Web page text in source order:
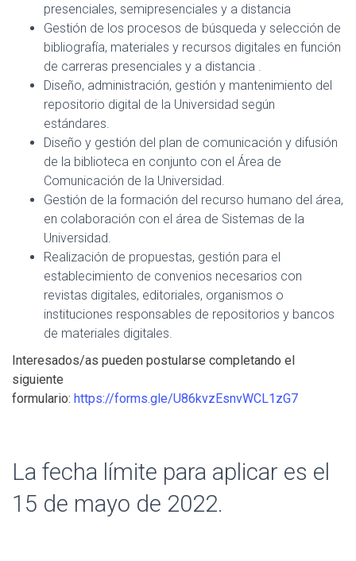
presenciales, semipresenciales y a distancia
Gestión de los procesos de búsqueda y selección de
bibliografía, materiales y recursos digitales en función
de carreras presenciales y a distancia .
Diseño, administración, gestión y mantenimiento del
repositorio digital de la Universidad según
estándares.
Diseño y gestión del plan de comunicación y difusión
de la biblioteca en conjunto con el Área de
Comunicación de la Universidad.
Gestión de la formación del recurso humano del área,
en colaboración con el área de Sistemas de la
Universidad.
Realización de propuestas, gestión para el
establecimiento de convenios necesarios con
revistas digitales, editoriales, organismos o
instituciones responsables de repositorios y bancos
de materiales digitales.
Interesados/as pueden postularse completando el
siguiente
formulario: https://forms.gle/U86kvzEsnvWCL1zG7
La fecha límite para aplicar es el
15 de mayo de 2022.